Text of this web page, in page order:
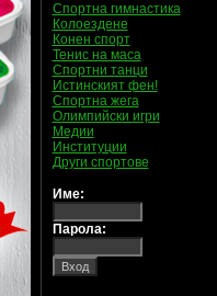
Спортна гимнастика
Колоездене
Конен спорт
Тенис на маса
Спортни танци
Истинският фен!
Спортна жега
Олимпийски игри
Медии
Институции
Други спортове
Име:
Парола: